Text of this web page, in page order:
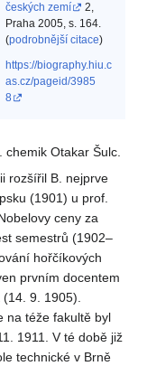
českých zemí
2,
Praha 2005, s. 164.
(podrobnější citace)
https://biography.hiu.c
as.cz/pageid/3985
8
Otakar Šulc.
rozšířil B. nejprve
(1901) u prof.
ceny za
semestrů (1902–
hořčíkových
prvním docentem
9. 1905).
na téže fakultě byl
1911. V té době již
technické v Brně